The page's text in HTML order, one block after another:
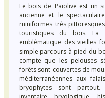
Le bois de Païolive est un
ancienne et le
ruiniformes très
touristiques du bois. La
emblématique des vieilles
simple parcours à pied du
compte que les pelouses
forêts sont couvertes de
méditerranéennes aux
bryophytes sont partout.